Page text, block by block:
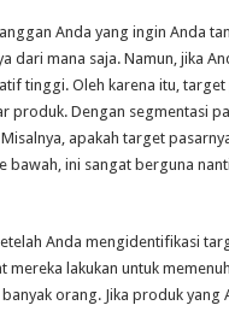
Anda yang ingin Anda
dari mana saja. Namun, jika
tinggi. Oleh karena itu,
produk. Dengan segmentasi
apakah target
bawah, ini sangat berguna
Anda mengidentifikasi
lakukan untuk
orang. Jika produk yang